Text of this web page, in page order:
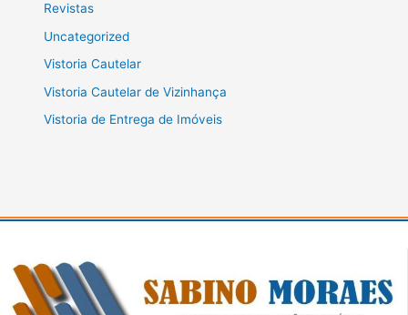
Revistas
Uncategorized
Vistoria Cautelar
Vistoria Cautelar de Vizinhança
Vistoria de Entrega de Imóveis